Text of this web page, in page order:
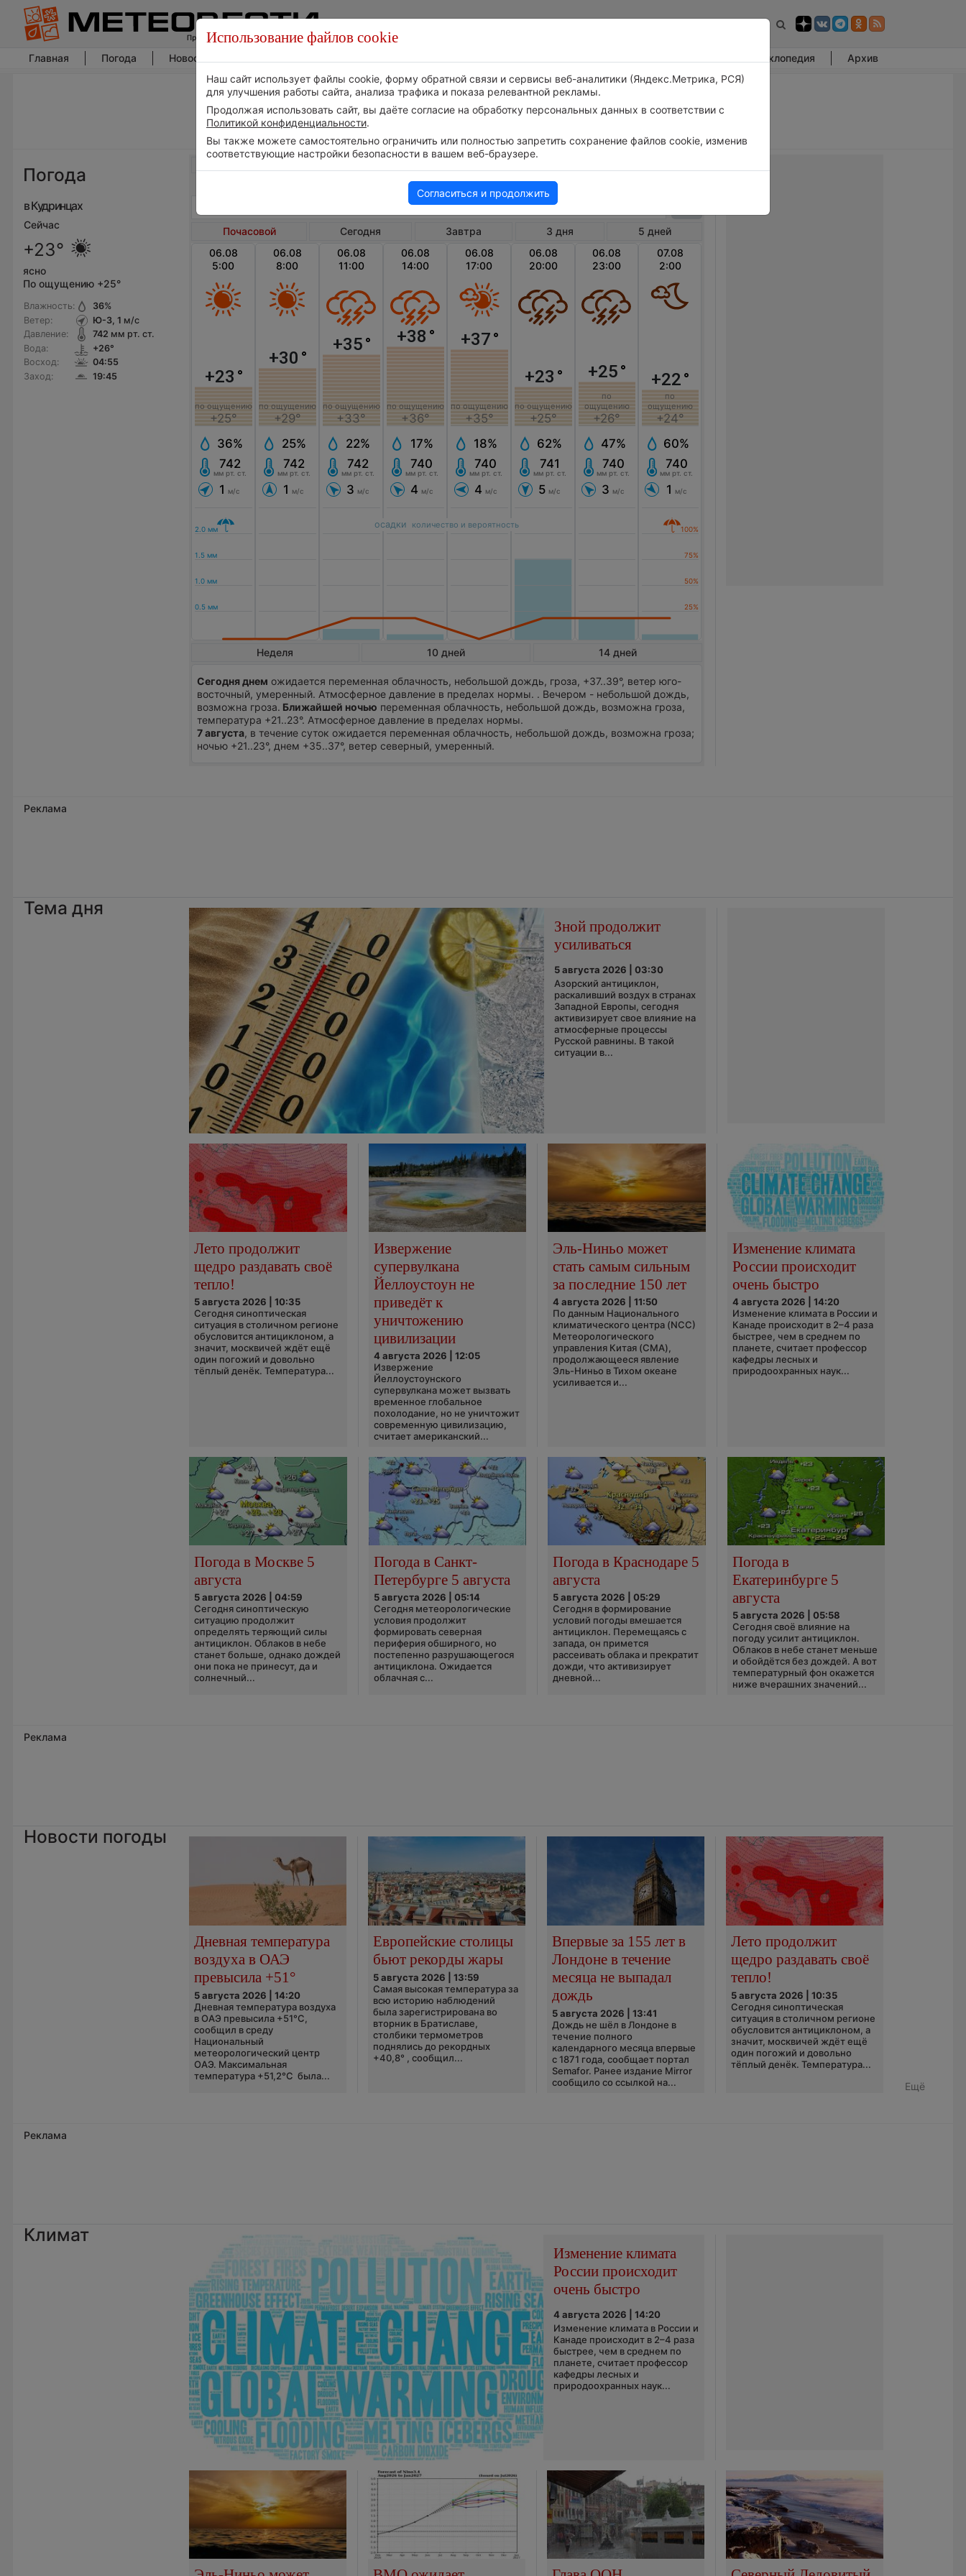
Главная Погода Новости погоды Энциклопедия Архив
Погода
в Кудринцах
Сейчас
+23°
ясно
По ощущению +25°
Влажность:
Ветер:
Давление:
Вода:
Восход:
Заход:
36%
Ю-З, 1 м/с
742 мм рт. ст.
+26°
04:55
19:45
Почасовой прогноз погоды в Кудринцах
Почасовой Сегодня Завтра 3 дня
5 дней
06.08
5:00
+23 °
по ощущению
+25°
36%
742
мм рт. ст.
1 м/с
06.08
8:00
+30 °
по ощущению
+29°
25%
742
мм рт. ст.
1 м/с
06.08
11:00
+35°
по ощущению
+33°
22%
742
мм рт. ст.
3 м/с
06.08
14:00
+38 °
по ощущению
+36°
17%
740
мм рт. ст.
4 м/с
06.08
17:00
+37°
по ощущению
+35°
18%
740
мм рт. ст.
4 м/с
06.08
20:00
+23 °
по ощущению
+25°
62%
741
мм рт. ст.
5 м/с
06.08
23:00
+25°
по
ощущению
+26°
47%
740
мм рт. ст.
3 м/с
07.08
2:00
+22°
по
ощущению
+24°
60%
740
мм рт. ст.
1 м/с
осадки количество и вероятность
Неделя 10 дней 14 дней
Сегодня днем ожидается переменная облачность, небольшой дождь, гроза, +37..39°, ветер юго-
восточный, умеренный. Атмосферное давление в пределах нормы. . Вечером - небольшой дождь,
возможна гроза. Ближайшей ночью переменная облачность, небольшой дождь, возможна гроза,
температура +21..23°. Атмосферное давление в пределах нормы.
7 августа, в течение суток ожидается переменная облачность, небольшой дождь, возможна гроза;
ночью +21..23°, днем +35..37°, ветер северный, умеренный.
Реклама
Тема дня
Зной продолжит
усиливаться
5 августа 2026 | 03:30
Азорский антициклон,
раскаливший воздух в странах
Западной Европы, сегодня
активизирует свое влияние на
атмосферные процессы
Русской равнины. В такой
ситуации в...
Лето продолжит
щедро раздавать своё
тепло!
5 августа 2026 | 10:35
Сегодня синоптическая
ситуация в столичном регионе
обусловится антициклоном, а
значит, москвичей ждёт ещё
один погожий и довольно
тёплый денёк. Температура...
Извержение
супервулкана
Йеллоустоун не
приведёт к
уничтожению
цивилизации
4 августа 2026 | 12:05
Извержение
Йеллоустоунского
супервулкана может вызвать
временное глобальное
похолодание, но не уничтожит
современную цивилизацию,
считает американский...
Эль-Ниньо может
стать самым сильным
за последние 150 лет
4 августа 2026 | 11:50
По данным Национального
климатического центра (NCC)
Метеорологического
управления Китая (CMA),
продолжающееся явление
Эль-Ниньо в Тихом океане
усиливается и...
Изменение климата
России происходит
очень быстро
4 августа 2026 | 14:20
Изменение климата в России и
Канаде происходит в 2–4 раза
быстрее, чем в среднем по
планете, считает профессор
кафедры лесных и
природоохранных наук...
Погода в Москве 5
августа
5 августа 2026 | 04:59
Сегодня синоптическую
ситуацию продолжит
определять теряющий силы
антициклон. Облаков в небе
станет больше, однако дождей
они пока не принесут, да и
солнечный...
Погода в Санкт-
Петербурге 5 августа
5 августа 2026 | 05:14
Сегодня метеорологические
условия продолжит
формировать северная
периферия обширного, но
постепенно разрушающегося
антициклона. Ожидается
облачная с...
Погода в Краснодаре 5
августа
5 августа 2026 | 05:29
Сегодня в формирование
условий погоды вмешается
антициклон. Перемещаясь с
запада, он примется
рассеивать облака и прекратит
дожди, что активизирует
дневной...
Погода в
Екатеринбурге 5
августа
5 августа 2026 | 05:58
Сегодня своё влияние на
погоду усилит антициклон.
Облаков в небе станет меньше
и обойдётся без дождей. А вот
температурный фон окажется
ниже вчерашних значений...
Реклама
Новости погоды
Дневная температура
воздуха в ОАЭ
превысила +51°
5 августа 2026 | 14:20
Дневная температура воздуха
в ОАЭ превысила +51°C,
сообщил в среду
Национальный
метеорологический центр
ОАЭ. Максимальная
температура +51,2°C была...
Европейские столицы
бьют рекорды жары
5 августа 2026 | 13:59
Самая высокая температура за
всю историю наблюдений
была зарегистрирована во
вторник в Братиславе,
столбики термометров
поднялись до рекордных
+40,8° , сообщил...
Впервые за 155 лет в
Лондоне в течение
месяца не выпадал
дождь
5 августа 2026 | 13:41
Дождь не шёл в Лондоне в
течение полного
календарного месяца впервые
с 1871 года, сообщает портал
Semafor. Ранее издание Mirror
сообщило со ссылкой на...
Лето продолжит
щедро раздавать своё
тепло!
5 августа 2026 | 10:35
Сегодня синоптическая
ситуация в столичном регионе
обусловится антициклоном, а
значит, москвичей ждёт ещё
один погожий и довольно
тёплый денёк. Температура...
Ещё
Реклама
Климат
Изменение климата
России происходит
очень быстро
4 августа 2026 | 14:20
Изменение климата в России и
Канаде происходит в 2–4 раза
быстрее, чем в среднем по
планете, считает профессор
кафедры лесных и
природоохранных наук...
Использование файлов cookie
Наш сайт использует файлы cookie, форму обратной связи и сервисы веб-аналитики (Яндекс.Метрика, РСЯ)
для улучшения работы сайта, анализа трафика и показа релевантной рекламы.
Продолжая использовать сайт, вы даёте согласие на обработку персональных данных в соответствии с
Политикой конфиденциальности.
Вы также можете самостоятельно ограничить или полностью запретить сохранение файлов cookie, изменив
соответствующие настройки безопасности в вашем веб-браузере.
Согласиться и продолжить